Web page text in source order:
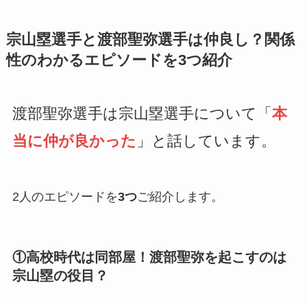
宗山塁選手と渡部聖弥選手は仲良し？関係
性のわかるエピソードを3つ紹介
渡部聖弥選手は宗山塁選手について「 本
当に仲が良かった 」と話しています。
2人のエピソードを3つご紹介します。
①高校時代は同部屋！渡部聖弥を起こすのは
宗山塁の役目？